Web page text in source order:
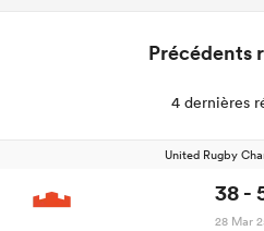
Précédents
4 dernières
United Rugby
38 -
28 Mar